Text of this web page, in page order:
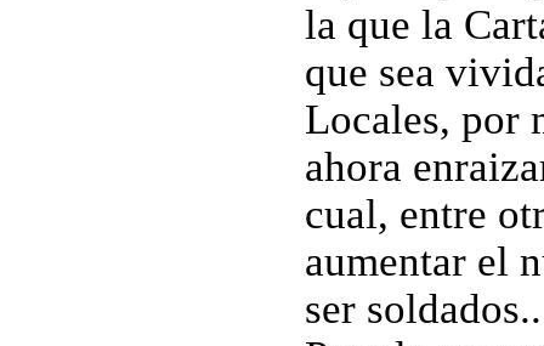
la que la
que sea
Locales, por
ahora
cual, entre
aumentar el
ser